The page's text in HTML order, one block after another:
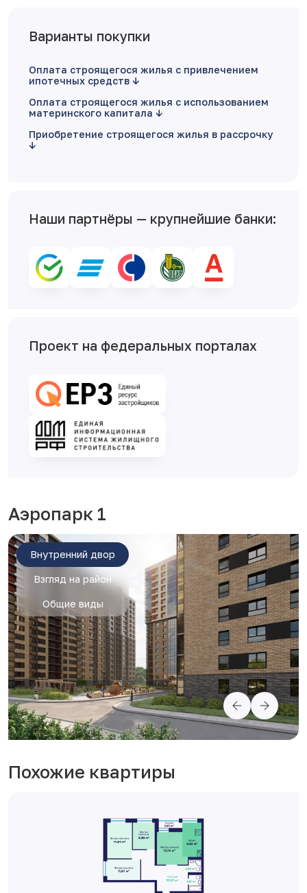
Варианты покупки
Оплата строящегося жилья с привлечением
ипотечных средств
Оплата строящегося жилья с использованием
материнского капитала
Приобретение строящегося жилья в рассрочку
Наши партнёры — крупнейшие банки:
Проект на федеральных порталах
Аэропарк 1
Внутренний двор
Взгляд на район
Общие виды
Похожие квартиры